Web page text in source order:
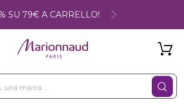
SU 79€ A CARRELLO!